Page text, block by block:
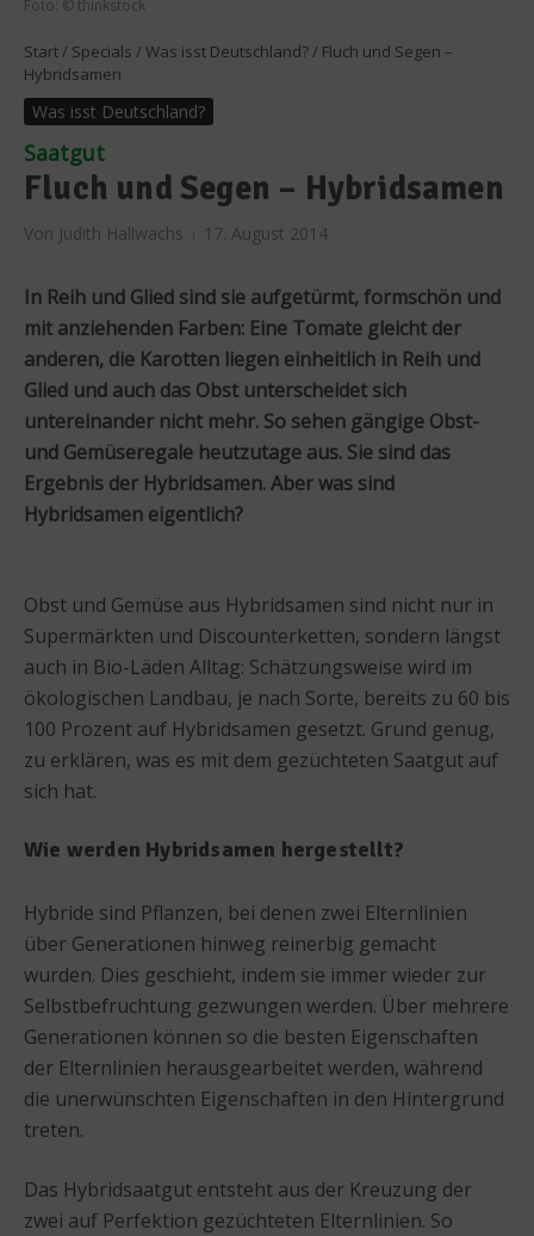
Foto: © thinkstock
Start/ Specials / Was isst Deutschland?/ Fluch und Segen –
Hybridsamen
Was isst Deutschland?
Saatgut
Fluch und Segen – Hybridsamen
Von Judith Hallwachs 17. August 2014
In Reih und Glied sind sie aufgetürmt, formschön und
mit anziehenden Farben: Eine Tomate gleicht der
anderen, die Karotten liegen einheitlich in Reih und
Glied und auch das Obst unterscheidet sich
untereinander nicht mehr. So sehen gängige Obst-
und Gemüseregale heutzutage aus. Sie sind das
Ergebnis der Hybridsamen. Aber was sind
Hybridsamen eigentlich?
Obst und Gemüse aus Hybridsamen sind nicht nur in
Supermärkten und Discounterketten, sondern längst
auch in Bio-Läden Alltag: Schätzungsweise wird im
ökologischen Landbau, je nach Sorte, bereits zu 60 bis
100 Prozent auf Hybridsamen gesetzt. Grund genug,
zu erklären, was es mit dem gezüchteten Saatgut auf
sich hat.
Wie werden Hybridsamen hergestellt?
Hybride sind Pflanzen, bei denen zwei Elternlinien
über Generationen hinweg reinerbig gemacht
wurden. Dies geschieht, indem sie immer wieder zur
Selbstbefruchtung gezwungen werden. Über mehrere
Generationen können so die besten Eigenschaften
der Elternlinien herausgearbeitet werden, während
die unerwünschten Eigenschaften in den Hintergrund
treten.
Das Hybridsaatgut entsteht aus der Kreuzung der
zwei auf Perfektion gezüchteten Elternlinien. So